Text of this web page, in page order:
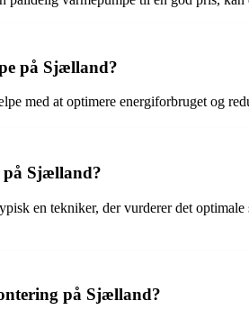
på Sjælland?
med at optimere energiforbruget og
på Sjælland?
en tekniker, der vurderer det
på Sjælland?